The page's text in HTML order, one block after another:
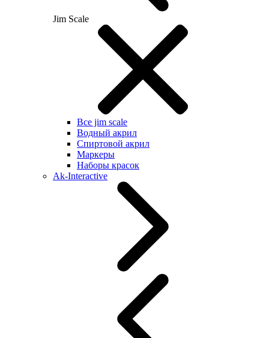
Jim Scale
Все jim scale
Водный акрил
Спиртовой акрил
Маркеры
Наборы красок
Ak-Interactive